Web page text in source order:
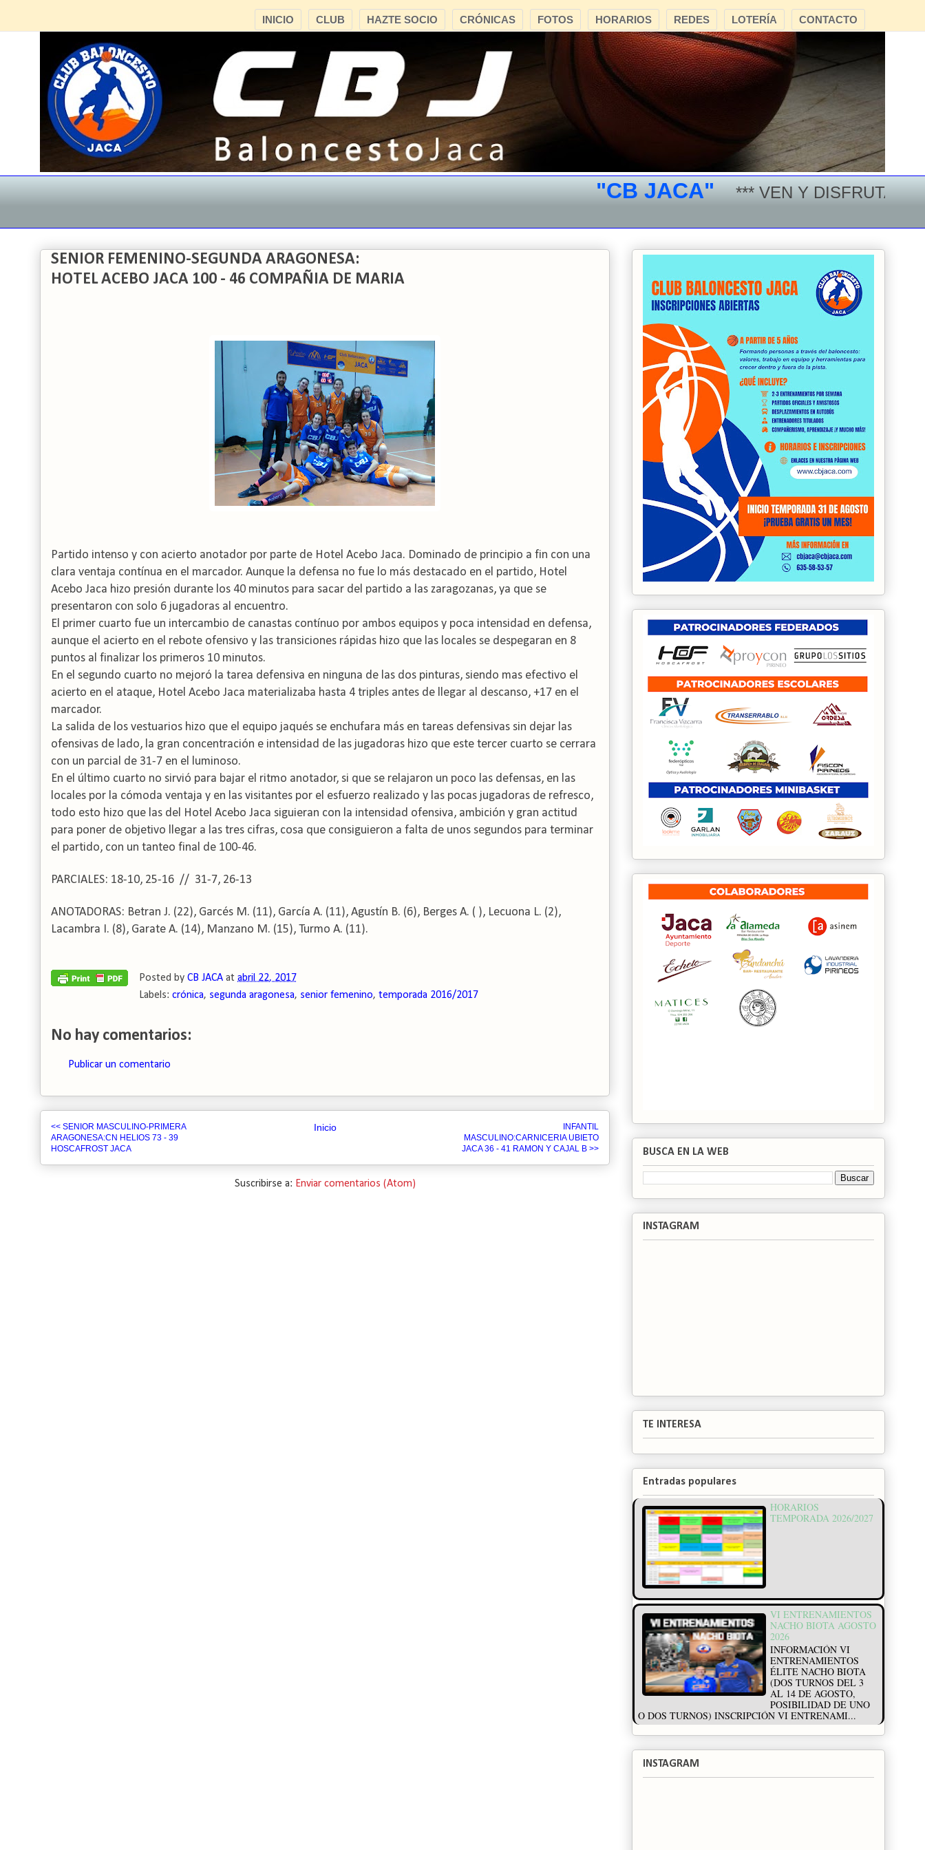
CONTACTO
LOTERÍA
REDES
HORARIOS
FOTOS
CRÓNICAS
HAZTE SOCIO
CLUB
INICIO
"CB JACA" *** VEN Y DISFRUTA DEL
SENIOR FEMENINO-SEGUNDA ARAGONESA:
HOTEL ACEBO JACA 100 - 46 COMPAÑIA DE MARIA
Partido intenso y con acierto anotador por parte de Hotel Acebo Jaca. Dominado de principio a fin con una
clara ventaja contínua en el marcador. Aunque la defensa no fue lo más destacado en el partido, Hotel
Acebo Jaca hizo presión durante los 40 minutos para sacar del partido a las zaragozanas, ya que se
presentaron con solo 6 jugadoras al encuentro.
El primer cuarto fue un intercambio de canastas contínuo por ambos equipos y poca intensidad en defensa,
aunque el acierto en el rebote ofensivo y las transiciones rápidas hizo que las locales se despegaran en 8
puntos al finalizar los primeros 10 minutos.
En el segundo cuarto no mejoró la tarea defensiva en ninguna de las dos pinturas, siendo mas efectivo el
acierto en el ataque, Hotel Acebo Jaca materializaba hasta 4 triples antes de llegar al descanso, +17 en el
marcador.
La salida de los vestuarios hizo que el equipo jaqués se enchufara más en tareas defensivas sin dejar las
ofensivas de lado, la gran concentración e intensidad de las jugadoras hizo que este tercer cuarto se cerrara
con un parcial de 31-7 en el luminoso.
En el último cuarto no sirvió para bajar el ritmo anotador, si que se relajaron un poco las defensas, en las
locales por la cómoda ventaja y en las visitantes por el esfuerzo realizado y las pocas jugadoras de refresco,
todo esto hizo que las del Hotel Acebo Jaca siguieran con la intensidad ofensiva, ambición y gran actitud
para poner de objetivo llegar a las tres cifras, cosa que consiguieron a falta de unos segundos para terminar
el partido, con un tanteo final de 100-46.
PARCIALES: 18-10, 25-16 // 31-7, 26-13
ANOTADORAS: Betran J. (22), Garcés M. (11), García A. (11), Agustín B. (6), Berges A. ( ), Lecuona L. (2),
Lacambra I. (8), Garate A. (14), Manzano M. (15), Turmo A. (11).
Posted by CB JACA at abril 22, 2017
Labels: crónica, segunda aragonesa, senior femenino, temporada 2016/2017
No hay comentarios:
Publicar un comentario
<< SENIOR MASCULINO-PRIMERA
ARAGONESA:CN HELIOS 73 - 39
HOSCAFROST JACA
INFANTIL
MASCULINO:CARNICERIA UBIETO
JACA 36 - 41 RAMON Y CAJAL B >>
Inicio
Suscribirse a: Enviar comentarios (Atom)
BUSCA EN LA WEB
INSTAGRAM
TE INTERESA
Entradas populares
HORARIOS
TEMPORADA 2026/2027
VI ENTRENAMIENTOS
NACHO BIOTA AGOSTO
2026
INFORMACIÓN VI
ENTRENAMIENTOS
ÉLITE NACHO BIOTA
(DOS TURNOS DEL 3
AL 14 DE AGOSTO,
POSIBILIDAD DE UNO
O DOS TURNOS) INSCRIPCIÓN VI ENTRENAMI...
INSTAGRAM